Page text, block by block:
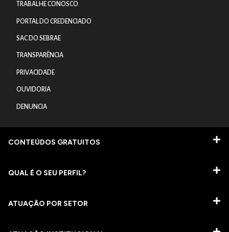
TRABALHE CONOSCO
PORTAL DO CREDENCIADO
SAC DO SEBRAE
TRANSPARÊNCIA
PRIVACIDADE
OUVIDORIA
DENUNCIA
CONTEÚDOS GRATUITOS
QUAL É O SEU PERFIL?
ATUAÇÃO POR SETOR